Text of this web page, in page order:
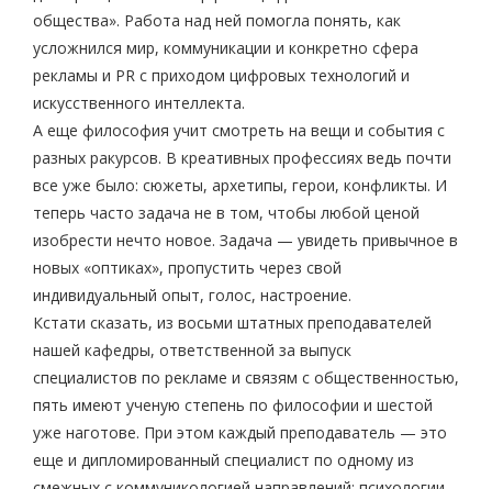
общества». Работа над ней помогла понять, как
усложнился мир, коммуникации и конкретно сфера
рекламы и PR с приходом цифровых технологий и
искусственного интеллекта.
А еще философия учит смотреть на вещи и события с
разных ракурсов. В креативных профессиях ведь почти
все уже было: сюжеты, архетипы, герои, конфликты. И
теперь часто задача не в том, чтобы любой ценой
изобрести нечто новое. Задача — увидеть привычное в
новых «оптиках», пропустить через свой
индивидуальный опыт, голос, настроение.
Кстати сказать, из восьми штатных преподавателей
нашей кафедры, ответственной за выпуск
специалистов по рекламе и связям с общественностью,
пять имеют ученую степень по философии и шестой
уже наготове. При этом каждый преподаватель — это
еще и дипломированный специалист по одному из